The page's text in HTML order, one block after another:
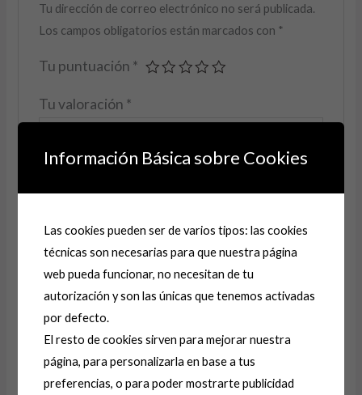
Tu dirección de correo electrónico no será publicada.
Los campos obligatorios están marcados con *
Tu puntuación *
Tu valoración *
Correo electrónico*
Guarda mi nombre, correo electrónico y web en
este navegador para la próxima vez que comente.
Información Básica sobre Cookies
Las cookies pueden ser de varios tipos: las cookies
técnicas son necesarias para que nuestra página
web pueda funcionar, no necesitan de tu
autorización y son las únicas que tenemos activadas
por defecto.
El resto de cookies sirven para mejorar nuestra
página, para personalizarla en base a tus
preferencias, o para poder mostrarte publicidad